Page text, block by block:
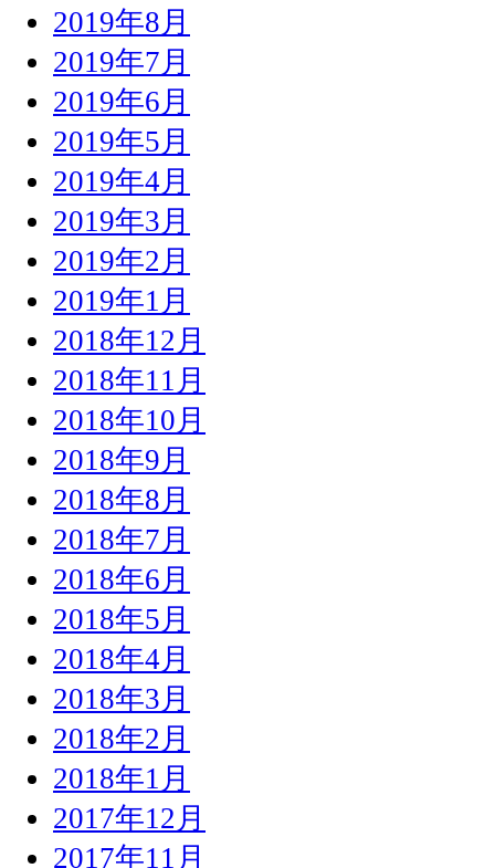
2019年8月
2019年7月
2019年6月
2019年5月
2019年4月
2019年3月
2019年2月
2019年1月
2018年12月
2018年11月
2018年10月
2018年9月
2018年8月
2018年7月
2018年6月
2018年5月
2018年4月
2018年3月
2018年2月
2018年1月
2017年12月
2017年11月